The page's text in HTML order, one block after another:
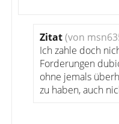
Zitat(von
Ich zahle doch
Forderungen
ohne jemals
zu haben, auch